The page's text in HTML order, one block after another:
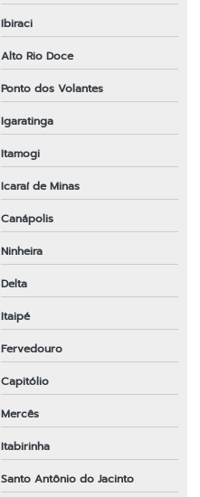
Ibiraci
Alto Rio Doce
Ponto dos Volantes
Igaratinga
Itamogi
Icaraí de Minas
Canápolis
Ninheira
Delta
Itaipé
Fervedouro
Capitólio
Mercês
Itabirinha
Santo Antônio do Jacinto